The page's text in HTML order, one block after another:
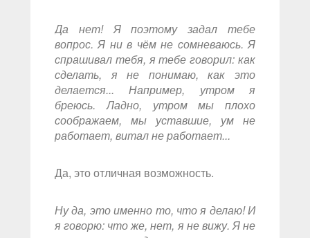
Да нет! Я поэтому задал тебе
вопрос. Я ни в чём не сомневаюсь. Я
спрашивал тебя, я тебе говорил: как
сделать, я не понимаю, как это
делается... Например, утром я
бреюсь. Ладно, утром мы плохо
соображаем, мы уставшие, ум не
работает, витал не работает...
Да, это отличная возможность.
Ну да, это именно то, что я делаю! И
я говорю: что же, нет, я не вижу. Я не